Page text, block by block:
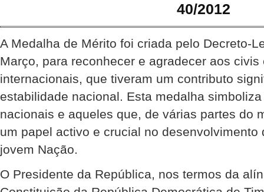
40/2012
A Medalha de Mérito foi criada pelo Decreto-
Março, para reconhecer e agradecer aos
internacionais, que tiveram um contributo
estabilidade nacional. Esta medalha
nacionais e aqueles que, de várias partes do
um papel activo e crucial no desenvolvimento
jovem Nação.
O Presidente da República, nos termos da